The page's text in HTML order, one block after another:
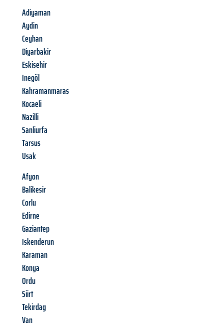
Adiyaman
Aydin
Ceyhan
Diyarbakir
Eskisehir
Inegöl
Kahramanmaras
Kocaeli
Nazilli
Sanliurfa
Tarsus
Usak
Afyon
Balikesir
Corlu
Edirne
Gaziantep
Iskenderun
Karaman
Konya
Ordu
Siirt
Tekirdag
Van